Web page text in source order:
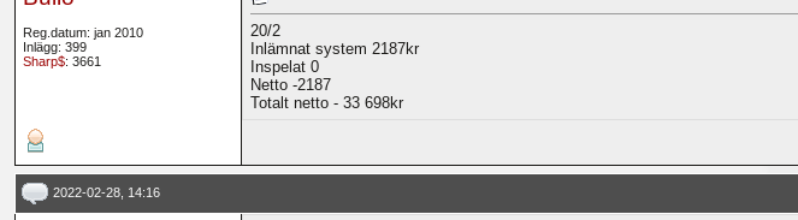
Reg.datum: jan 2010
Inlägg: 399
Sharp$: 3661
20/2
Inlämnat system 2187kr
Inspelat 0
Netto -2187
Totalt netto - 33 698kr
2022-02-28, 14:16